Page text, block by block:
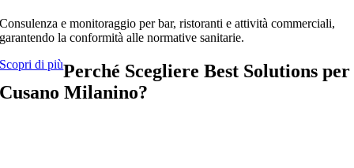
Consulenza e monitoraggio per bar, ristoranti e attività commerciali,
garantendo la conformità alle normative sanitarie.
Scopri di piùPerché Scegliere Best Solutions per
Cusano Milanino?